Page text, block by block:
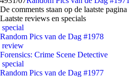
De comments staan op de laatste pagina
Laatste reviews en specials
special
Random Pics van de Dag #1978
review
Forensics: Crime Scene Detective
special
Random Pics van de Dag #1977